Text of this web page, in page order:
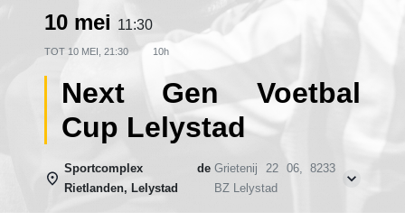
10 mei 11:30
TOT 10 MEI, 21:30 10h
Next Gen Voetbal
Cup Lelystad
Sportcomplex de
Rietlanden, Lelystad
Grietenij 22 06, 8233
BZ Lelystad